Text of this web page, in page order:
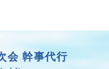
会 幹事代行